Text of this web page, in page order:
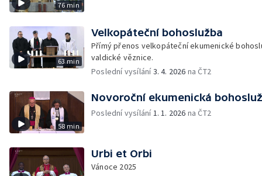
76 min
63 min
Velkopáteční bohoslužba
Přímý přenos velkopáteční ekumenické
valdické věznice.
Poslední vysílání3. 4. 2026 na ČT2
58 min
Novoroční ekumenická
Poslední vysílání1. 1. 2026 na ČT2
Urbi et Orbi
Vánoce 2025